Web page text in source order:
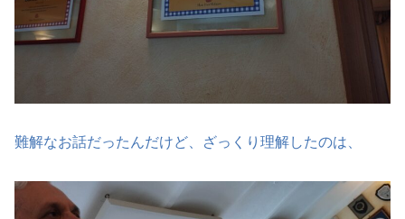
難解なお話だったんだけど、ざっくり理解したのは、